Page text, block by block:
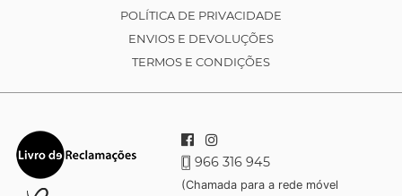
POLÍTICA DE PRIVACIDADE
ENVIOS E DEVOLUÇÕES
TERMOS E CONDIÇÕES
966 316 945
(Chamada para a rede móvel